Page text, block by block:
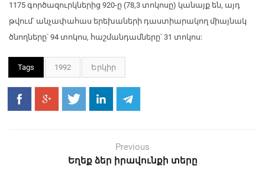
1175 գործազուրկներից 920-ը (78,3 տոկոսը) կանայք են, այդ
թվում՝ անչափահաս երեխաների դաստիարակող միայնակ
ծնողները՝ 94 տոկոս, հաշմանդամները՝ 31 տոկոս:
Tags 1992 Երկիր
Previous
Եղեք ձեր իրավունքի տերը